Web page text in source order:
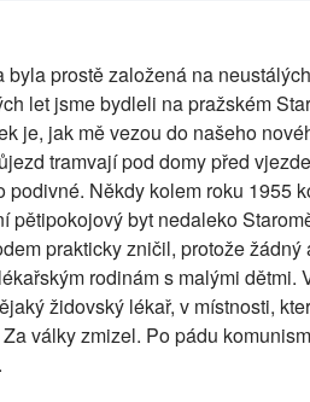
byla prostě založená na
let jsme bydleli na pražském
je, jak mě vezou do našeho
tramvají pod domy před
podivné. Někdy kolem roku 1955
pětipokojový byt nedaleko
prakticky zničil, protože
rodinám s malými dětmi.
židovský lékař, v místnosti,
války zmizel. Po pádu